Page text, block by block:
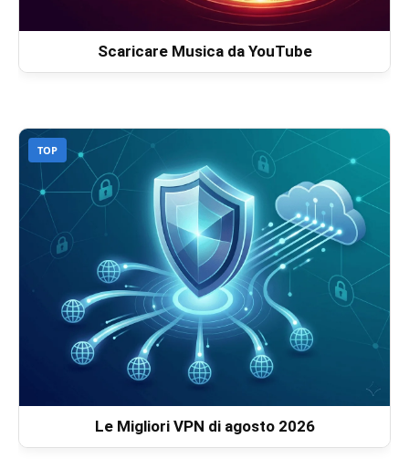
Scaricare Musica da YouTube
TOP
Le Migliori VPN di agosto 2026